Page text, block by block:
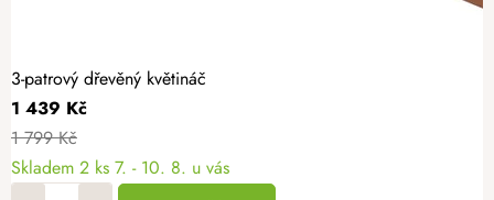
3-patrový dřevěný květináč
1 439 Kč
1 799 Kč
Skladem 2 ks 7. - 10. 8. u vás